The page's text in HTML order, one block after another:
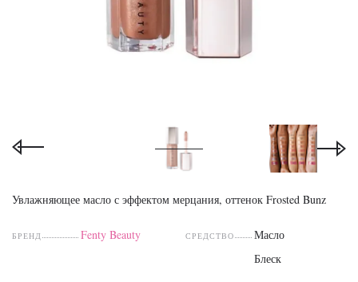
Увлажняющее масло с эффектом мерцания, оттенок Frosted Bunz
БРЕНД Fenty Beauty СРЕДСТВО
Масло
Блеск